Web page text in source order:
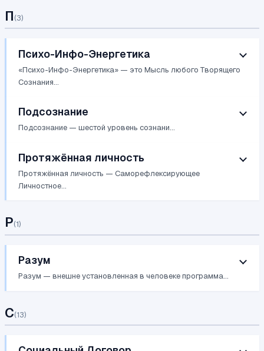
П(3)
Психо-Инфо-Энергетика
«Психо-Инфо-Энергетика» — это Мысль любого Творящего
Сознания...
Подсознание
Подсознание — шестой уровень сознани...
Протяжённая личность
Протяжённая личность — Саморефлексирующее
Личностное...
Р(1)
Разум
Разум — внешне установленная в человеке программа...
С(13)